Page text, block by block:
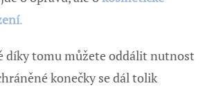
.
díky tomu můžete oddálit nutnost
konečky se dál tolik